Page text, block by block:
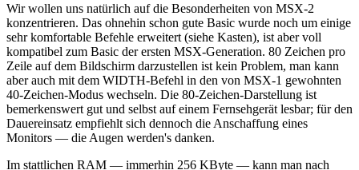
Wir wollen uns natürlich auf die Besonderheiten von MSX-2
konzentrieren. Das ohnehin schon gute Basic wurde noch um einige
sehr komfortable Befehle erweitert (siehe Kasten), ist aber voll
kompatibel zum Basic der ersten MSX-Generation. 80 Zeichen pro
Zeile auf dem Bildschirm darzustellen ist kein Problem, man kann
aber auch mit dem WIDTH-Befehl in den von MSX-1 gewohnten
40-Zeichen-Modus wechseln. Die 80-Zeichen-Darstellung ist
bemerkenswert gut und selbst auf einem Fernsehgerät lesbar; für den
Dauereinsatz empfiehlt sich dennoch die Anschaffung eines
Monitors — die Augen werden's danken.
Im stattlichen RAM — immerhin 256 KByte — kann man nach